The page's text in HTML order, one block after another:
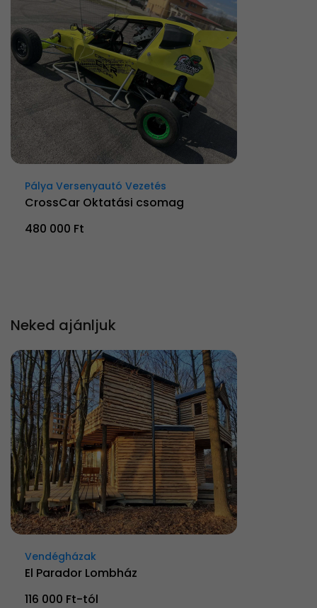
Pálya Versenyautó Vezetés
CrossCar Oktatási csomag
480 000 Ft
Neked ajánljuk
Vendégházak
El Parador Lombház
116 000 Ft-tól